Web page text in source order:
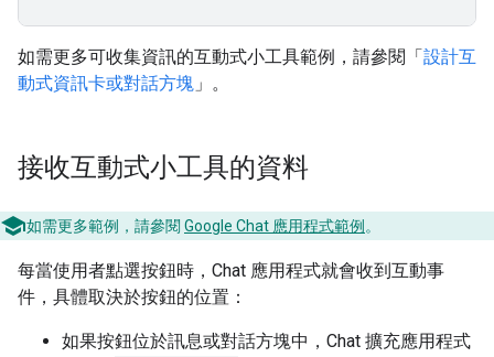
如需更多可收集資訊的互動式小工具範例，請參閱「設計互
動式資訊卡或對話方塊 」。
接收互動式小工具的資料
如需更多範例，請參閱 Google Chat 應用程式範例 。
每當使用者點選按鈕時，Chat 應用程式就會收到互動事
件，具體取決於按鈕的位置：
如果按鈕位於訊息或對話方塊中，Chat 擴充應用程式